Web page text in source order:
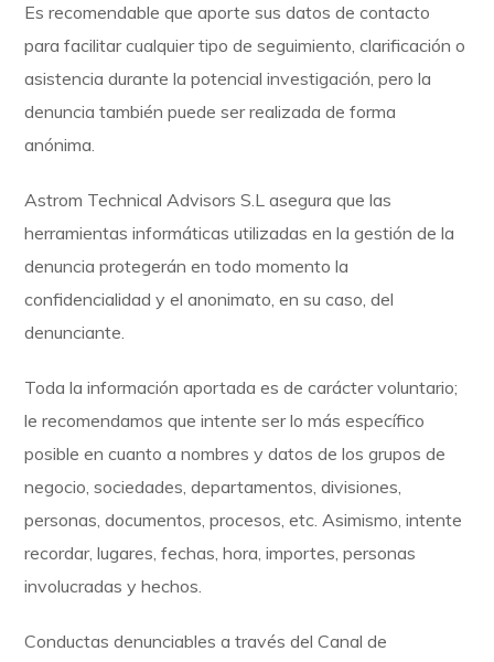
Es recomendable que aporte sus datos de contacto
para facilitar cualquier tipo de seguimiento, clarificación o
asistencia durante la potencial investigación, pero la
denuncia también puede ser realizada de forma
anónima.
Astrom Technical Advisors S.L asegura que las
herramientas informáticas utilizadas en la gestión de la
denuncia protegerán en todo momento la
confidencialidad y el anonimato, en su caso, del
denunciante.
Toda la información aportada es de carácter voluntario;
le recomendamos que intente ser lo más específico
posible en cuanto a nombres y datos de los grupos de
negocio, sociedades, departamentos, divisiones,
personas, documentos, procesos, etc. Asimismo, intente
recordar, lugares, fechas, hora, importes, personas
involucradas y hechos.
Conductas denunciables a través del Canal de